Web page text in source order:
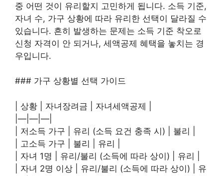
중 어떤 것이 유리할지 고민하게 됩니다. 소득 기준,
자녀 수, 가구 상황에 따라 유리한 선택이 달라질 수
있습니다. 흔히 발생하는 문제는 소득 기준 착오로
신청 자격이 안 되거나, 세액공제 혜택을 놓치는 경
우입니다.
### 가구 상황별 선택 가이드
| 상황 | 자녀장려금 | 자녀세액공제 |
|—|—|—|
| 저소득 가구 | 유리 (소득 요건 충족 시) | 불리 |
| 고소득 가구 | 불리 | 유리 |
| 자녀 1명 | 유리/불리 (소득에 따라 상이) | 유리 |
| 자녀 2명 이상 | 유리/불리 (소득에 따라 상이) | 유